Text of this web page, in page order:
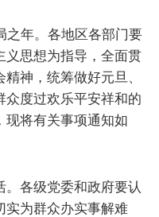
年。各地区各部门要
义思想为指导，全面贯
神，统筹做好元旦、
众度过欢乐平安祥和的
现将有关事项通知如
各级党委和政府要认
实为群众办实事解难